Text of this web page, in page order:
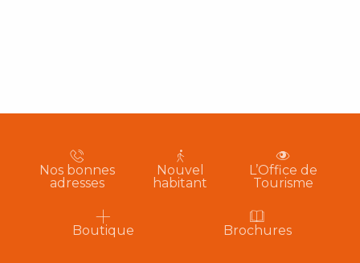
Nos bonnes
adresses
Nouvel
habitant
L’Office de
Tourisme
Boutique Brochures